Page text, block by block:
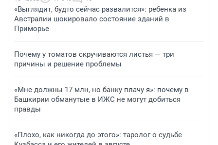
«Выглядит, будто сейчас развалится»: ребенка из
Австралии шокировало состояние зданий в
Приморье
Почему у томатов скручиваются листья — три
причины и решение проблемы
«Мне должны 17 млн, но банку плачу я»: почему в
Башкирии обманутые в ИЖС не могут добиться
правды
«Плохо, как никогда до этого»: таролог о судьбе